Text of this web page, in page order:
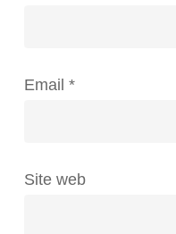
Email *
Site web